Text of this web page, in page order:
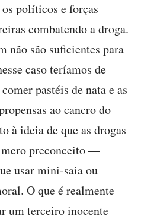
políticos e forças
combatendo a droga.
não são suficientes para
caso teríamos de
pastéis de nata e as
ao cancro do
à ideia de que as drogas
mero preconceito —
usar mini-saia ou
O que é realmente
um terceiro inocente —